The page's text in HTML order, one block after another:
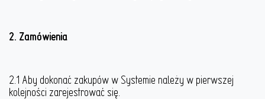
2. Zamówienia
2.1 Aby dokonać zakupów w Systemie należy w pierwszej
kolejności zarejestrować się.